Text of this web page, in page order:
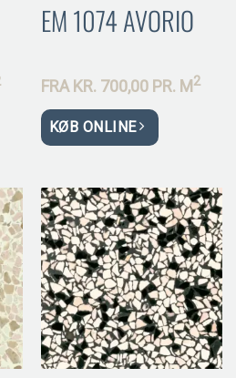
EM 1074 AVORIO
FRA KR. 700,00 PR. M 2
KØB ONLINE